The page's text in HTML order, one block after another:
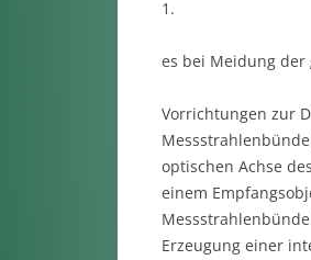
1.
es bei Meidung
Vorrichtungen zur
optischen Achse
einem
Erzeugung einer